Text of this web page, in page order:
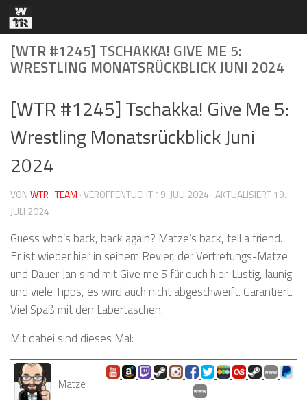
Zum Inhalt springen
[WTR #1245] TSCHAKKA! GIVE ME 5:
WRESTLING MONATSRÜCKBLICK JUNI 2024
[WTR #1245] Tschakka! Give Me 5:
Wrestling Monatsrückblick Juni
2024
VONWTR_TEAM · VERÖFFENTLICHT19. JULI 2024 · AKTUALISIERT19.
JULI 2024
Guess who’s back, back again? Matze’s back, tell a friend.
Er ist wieder hier in seinem Revier, der Vertretungs-Matze
und Dauer-Jan sind mit Give me 5 für euch hier. Lustig, launig
und viele Tipps, es wird auch nicht abgeschweift. Garantiert.
Viel Spaß mit den Labertaschen.
Mit dabei sind dieses Mal:
Matze